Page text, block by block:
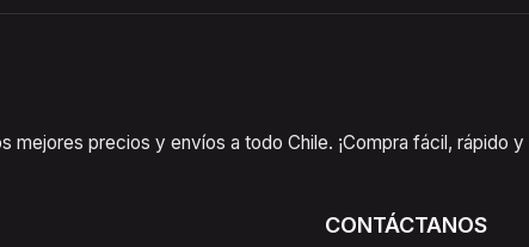
precios y envíos a todo Chile. ¡Compra fácil, rápido
CONTÁCTANOS